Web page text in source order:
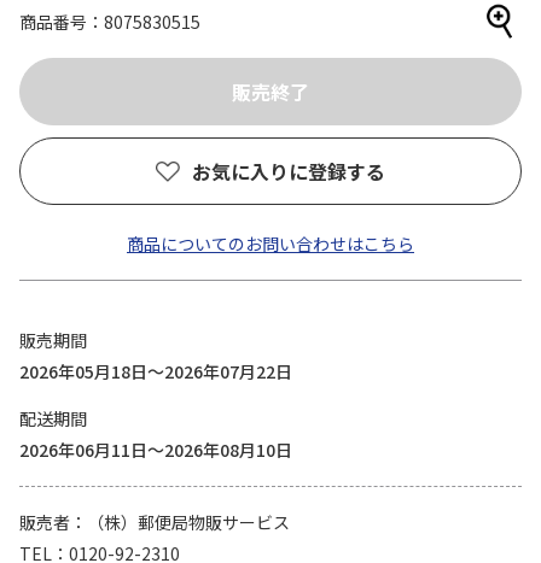
商品番号
8075830515
お気に入りに登録する
商品についてのお問い合わせはこちら
販売期間
2026年05月18日～2026年07月22日
配送期間
2026年06月11日～2026年08月10日
販売者
（株）郵便局物販サービス
TEL
0120-92-2310